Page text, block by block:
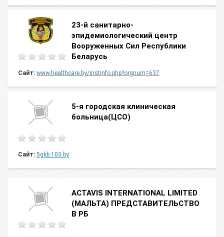
23-й санитарно-
эпидемиологический центр
Вооруженных Сил Республики
Беларусь
Сайт: www.healthcare.by/instinfo.php?orgnum=637
5-я городская клиническая
больница(ЦСО)
Сайт: 5gkb.103.by
ACTAVIS INTERNATIONAL LIMITED
(МАЛЬТА) ПРЕДСТАВИТЕЛЬСТВО
В РБ